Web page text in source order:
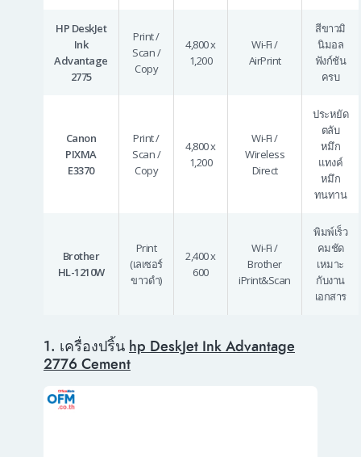
HP DeskJet
Ink
Advantage
2775
Print /
Scan /
Copy
4,800 x
1,200
Wi-Fi /
AirPrint
สีขาวมิ
นิมอล
ฟังก์ชัน
ครบ
Canon
PIXMA
E3370
Print /
Scan /
Copy
4,800 x
1,200
Wi-Fi /
Wireless
Direct
ประหยัด
ตลับ
หมึก
แทงค์
หมึก
ทนทาน
Brother
HL-1210W
Print
(เลเซอร์
ขาวดำ)
2,400 x
600
Wi-Fi /
Brother
iPrint&Scan
พิมพ์เร็ว
คมชัด
เหมาะ
กับงาน
เอกสาร
1. เครื่องปริ้นhp DeskJet Ink Advantage
2776 Cement